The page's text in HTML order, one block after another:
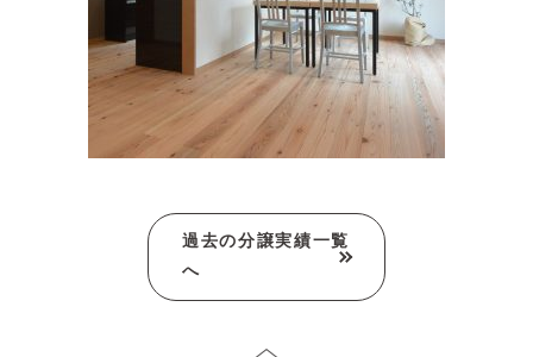
過去の分譲実績一覧
へ